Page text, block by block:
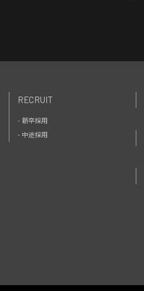
RECRUIT
- 新卒採用
- 中途採用